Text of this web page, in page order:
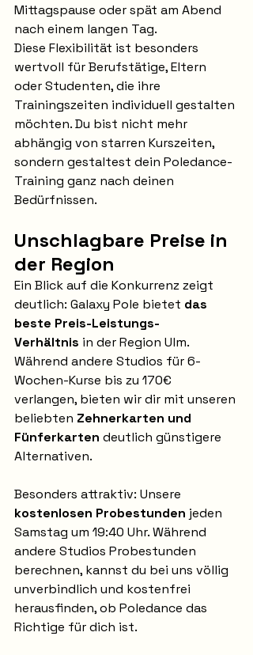
Mittagspause oder spät am Abend
nach einem langen Tag.
Diese Flexibilität ist besonders
wertvoll für Berufstätige, Eltern
oder Studenten, die ihre
Trainingszeiten individuell gestalten
möchten. Du bist nicht mehr
abhängig von starren Kurszeiten,
sondern gestaltest dein Poledance-
Training ganz nach deinen
Bedürfnissen.
Unschlagbare Preise in
der Region
Ein Blick auf die Konkurrenz zeigt
deutlich: Galaxy Pole bietet das
beste Preis-Leistungs-
Verhältnis in der Region Ulm.
Während andere Studios für 6-
Wochen-Kurse bis zu 170€
verlangen, bieten wir dir mit unseren
beliebten Zehnerkarten und
Fünferkarten deutlich günstigere
Alternativen.
Besonders attraktiv: Unsere
kostenlosen Probestunden jeden
Samstag um 19:40 Uhr. Während
andere Studios Probestunden
berechnen, kannst du bei uns völlig
unverbindlich und kostenfrei
herausfinden, ob Poledance das
Richtige für dich ist.